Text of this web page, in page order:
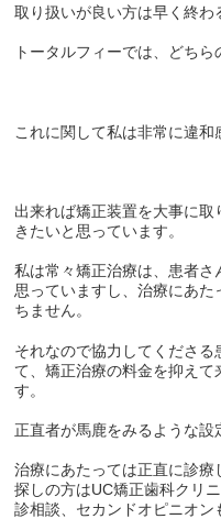
取り扱いが良い方は早く終わ
トータルフィーでは、どちら
これに関して私は非常に違和
出来れば矯正装置を大事に
きたいと思っています。
私は常々矯正治療は、患者さ
思っていますし、治療にあ
ちません。
それなので協力してくださ
て、矯正治療の料金を抑えて
す。
正直者が馬鹿をみるような設
治療にあたっては正直に診療
探しの方はUC矯正歯科クリ
診相談、セカンドオピニオン